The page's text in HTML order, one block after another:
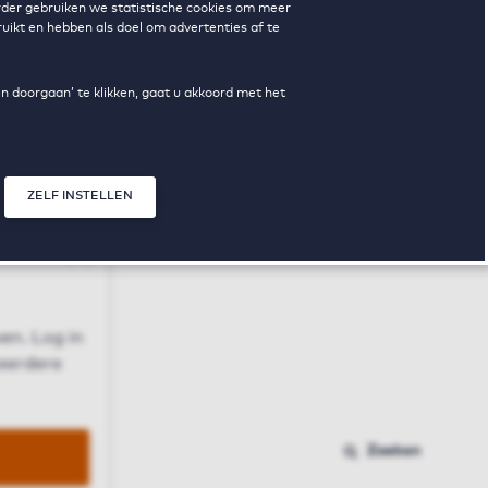
gebruiken we statistische cookies om meer
en hebben als doel om advertenties af te
doorgaan’ te klikken, gaat u akkoord met het
ZELF INSTELLEN
Log in
Zoeken